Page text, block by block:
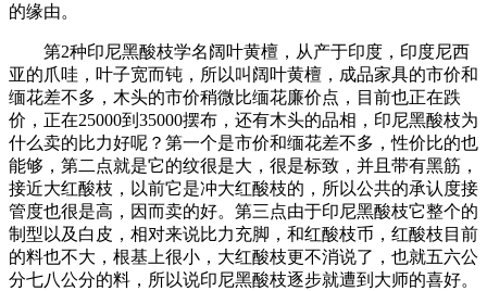
的缘由。
第2种印尼黑酸枝学名阔叶黄檀，从产于印度，印度尼西
亚的爪哇，叶子宽而钝，所以叫阔叶黄檀，成品家具的市价和
缅花差不多，木头的市价稍微比缅花廉价点，目前也正在跌
价，正在25000到35000摆布，还有木头的品相，印尼黑酸枝为
什么卖的比力好呢？第一个是市价和缅花差不多，性价比的也
能够，第二点就是它的纹很是大，很是标致，并且带有黑筋，
接近大红酸枝，以前它是冲大红酸枝的，所以公共的承认度接
管度也很是高，因而卖的好。第三点由于印尼黑酸枝它整个的
制型以及白皮，相对来说比力充脚，和红酸枝币，红酸枝目前
的料也不大，根基上很小，大红酸枝更不消说了，也就五六公
分七八公分的料，所以说印尼黑酸枝逐步就遭到大师的喜好。